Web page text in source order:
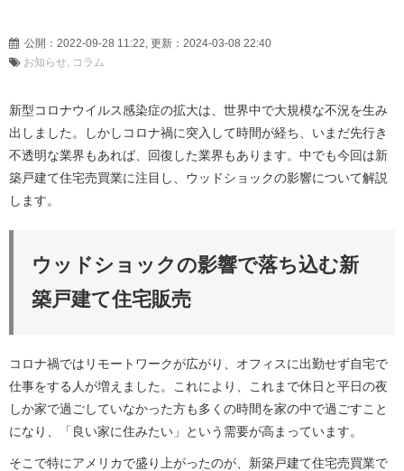
公開：2022-09-28 11:22, 更新：2024-03-08 22:40
お知らせ
コラム
新型コロナウイルス感染症の拡大は、世界中で大規模な不況を生み
出しました。しかしコロナ禍に突入して時間が経ち、いまだ先行き
不透明な業界もあれば、回復した業界もあります。中でも今回は新
築戸建て住宅売買業に注目し、ウッドショックの影響について解説
します。
ウッドショックの影響で落ち込む新
築戸建て住宅販売
コロナ禍ではリモートワークが広がり、オフィスに出勤せず自宅で
仕事をする人が増えました。これにより、これまで休日と平日の夜
しか家で過ごしていなかった方も多くの時間を家の中で過ごすこと
になり、「良い家に住みたい」という需要が高まっています。
そこで特にアメリカで盛り上がったのが、新築戸建て住宅売買業で